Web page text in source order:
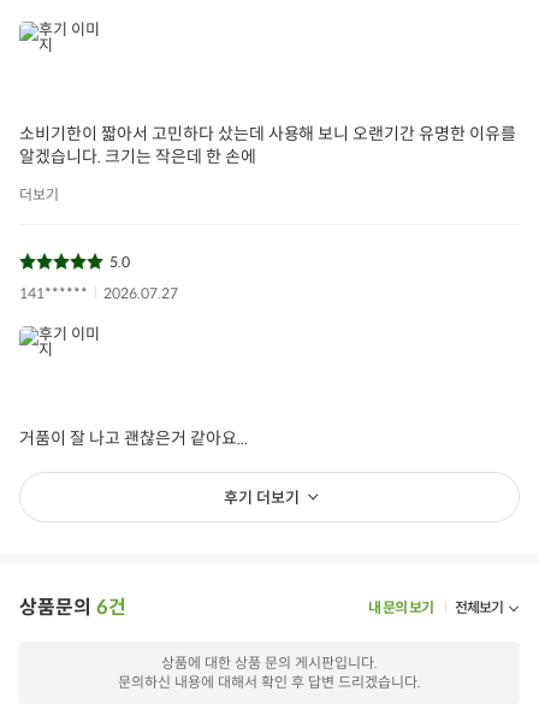
소비기한이 짧아서 고민하다 샀는데 사용해 보니 오랜기간 유명한 이유를
알겠습니다. 크기는 작은데 한 손에
더보기
5.0
141******
2026.07.27
거품이 잘 나고 괜찮은거 같아요...
후기 더보기
상품문의 6건 내 문의 보기 전체보기
상품에 대한 상품 문의 게시판입니다.
문의하신 내용에 대해서 확인 후 답변 드리겠습니다.